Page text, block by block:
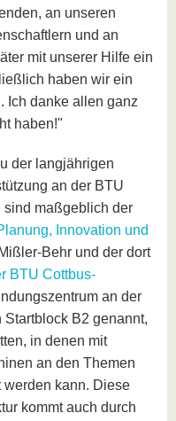
an unseren
und an
mit unserer Hilfe ein
haben wir ein
Ich danke allen ganz
haben!"
der langjährigen
an der BTU
sind maßgeblich der
Innovation und
Behr und der dort
BTU Cottbus-
an der
B2 genannt,
in denen mit
an den Themen
werden kann. Diese
kommt auch durch